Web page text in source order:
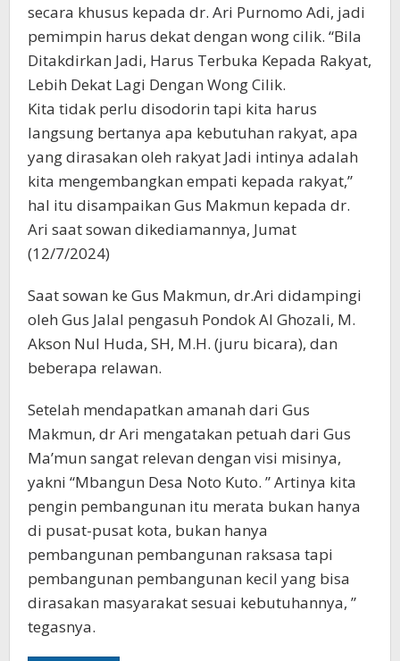
secara khusus kepada dr. Ari Purnomo Adi, jadi
pemimpin harus dekat dengan wong cilik. “Bila
Ditakdirkan Jadi, Harus Terbuka Kepada Rakyat,
Lebih Dekat Lagi Dengan Wong Cilik.
Kita tidak perlu disodorin tapi kita harus
langsung bertanya apa kebutuhan rakyat, apa
yang dirasakan oleh rakyat Jadi intinya adalah
kita mengembangkan empati kepada rakyat,”
hal itu disampaikan Gus Makmun kepada dr.
Ari saat sowan dikediamannya, Jumat
(12/7/2024)
Saat sowan ke Gus Makmun, dr.Ari didampingi
oleh Gus Jalal pengasuh Pondok Al Ghozali, M.
Akson Nul Huda, SH, M.H. (juru bicara), dan
beberapa relawan.
Setelah mendapatkan amanah dari Gus
Makmun, dr Ari mengatakan petuah dari Gus
Ma’mun sangat relevan dengan visi misinya,
yakni “Mbangun Desa Noto Kuto. ” Artinya kita
pengin pembangunan itu merata bukan hanya
di pusat-pusat kota, bukan hanya
pembangunan pembangunan raksasa tapi
pembangunan pembangunan kecil yang bisa
dirasakan masyarakat sesuai kebutuhannya, ”
tegasnya.